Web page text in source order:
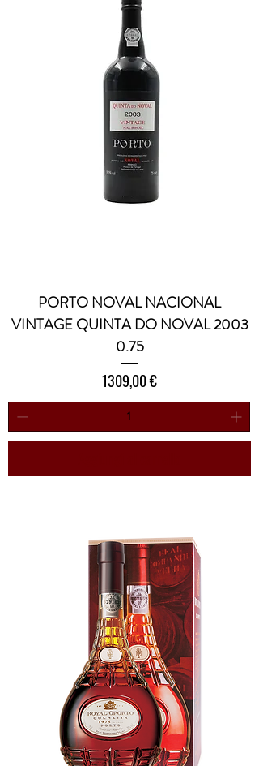
PORTO NOVAL NACIONAL
VINTAGE QUINTA DO NOVAL 2003
0.75
Prezzo
1309,00 €